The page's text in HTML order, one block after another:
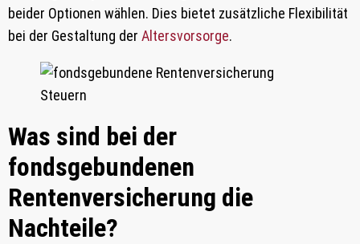
beider Optionen wählen. Dies bietet zusätzliche Flexibilität
bei der Gestaltung der Altersvorsorge.
Was sind bei der
fondsgebundenen
Rentenversicherung die
Nachteile?